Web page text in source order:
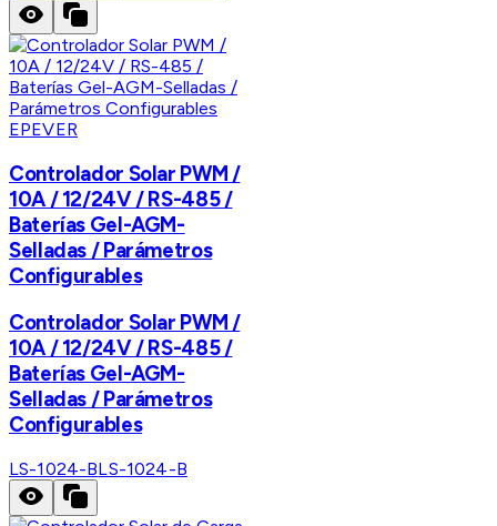
EPEVER
Controlador Solar PWM /
10A / 12/24V / RS-485 /
Baterías Gel-AGM-
Selladas / Parámetros
Configurables
Controlador Solar PWM /
10A / 12/24V / RS-485 /
Baterías Gel-AGM-
Selladas / Parámetros
Configurables
LS-1024-BLS-1024-B